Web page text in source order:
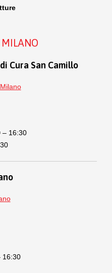
MILANO
Cura San Camillo
– 16:30
16:30